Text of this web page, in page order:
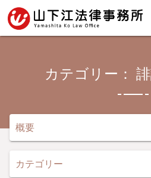
カテゴリー：
概要
カテゴリー